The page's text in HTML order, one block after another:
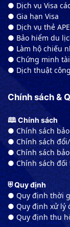
● Dịch vụ Visa
● Gia hạn Visa
● Dịch vụ thẻ
● Bảo hiểm du
● Làm hộ chiếu
● Chứng minh
● Dịch thuật
Chính sách &
🕮 Chính sách
● Chính sách
● Chính sách
● Chính sách
● Chính sách đối
⛨ Quy định
● Quy định thời
● Quy định xử lý
● Quy định thu